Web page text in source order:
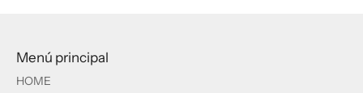
Menú principal
HOME